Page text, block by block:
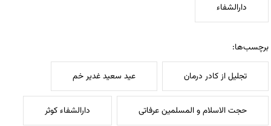
دارالشفاء
برچسب‌ها:
تجلیل از کادر درمان عید سعید غدیر خم
حجت الاسلام و المسلمین عرفاتی دارالشفاء کوثر